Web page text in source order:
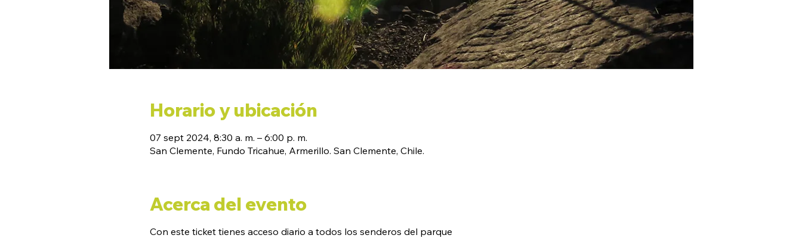
Horario y ubicación
07 sept 2024, 8:30 a. m. – 6:00 p. m.
San Clemente, Fundo Tricahue, Armerillo. San Clemente, Chile.
Acerca del evento
Con este ticket tienes acceso diario a todos los senderos del parque